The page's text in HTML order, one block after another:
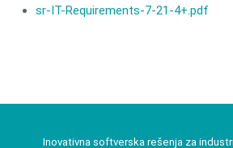
sr-IT-Requirements-7-21-4+.pdf
Inovativna softverska rešenja za